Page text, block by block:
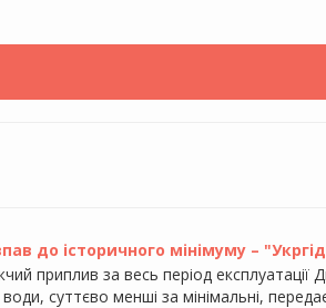
до історичного мінімуму –
приплив за весь період
води, суттєво менші за мінімальні,